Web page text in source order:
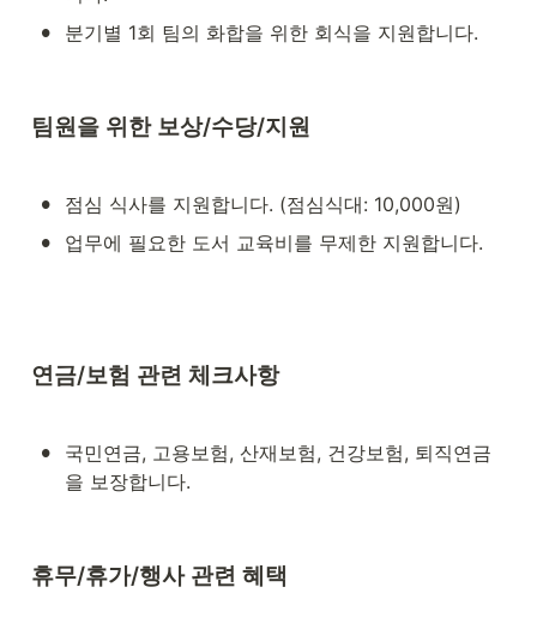
• 분기별 1회 팀의 화합을 위한 회식을 지원합니다.
팀원을 위한 보상/수당/지원
• 점심 식사를 지원합니다. (점심식대: 10,000원)
• 업무에 필요한 도서 교육비를 무제한 지원합니다.
연금/보험 관련 체크사항
•
국민연금, 고용보험, 산재보험, 건강보험, 퇴직연금
을 보장합니다.
휴무/휴가/행사 관련 혜택